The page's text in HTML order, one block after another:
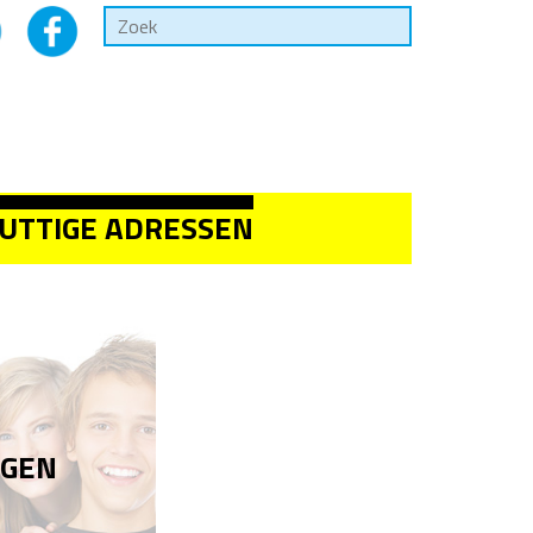
ADRESSEN